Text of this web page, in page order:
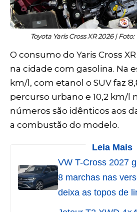
Toyota Yaris Cross XR 2026 |
O consumo do Yaris Cross
na cidade com gasolina. Na
km/l, com etanol o SUV faz
percurso urbano e 10,2 km/l
números são idênticos aos
a combustão do modelo.
Leia Mais
VW T-Cross 2027
8 marchas nas
deixa as topos de